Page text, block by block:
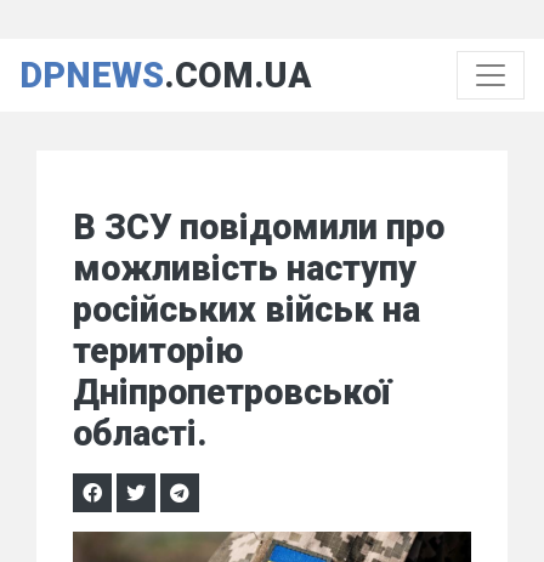
DPNEWS.COM.UA
В ЗСУ повідомили про
можливість наступу
російських військ на
територію
Дніпропетровської
області.